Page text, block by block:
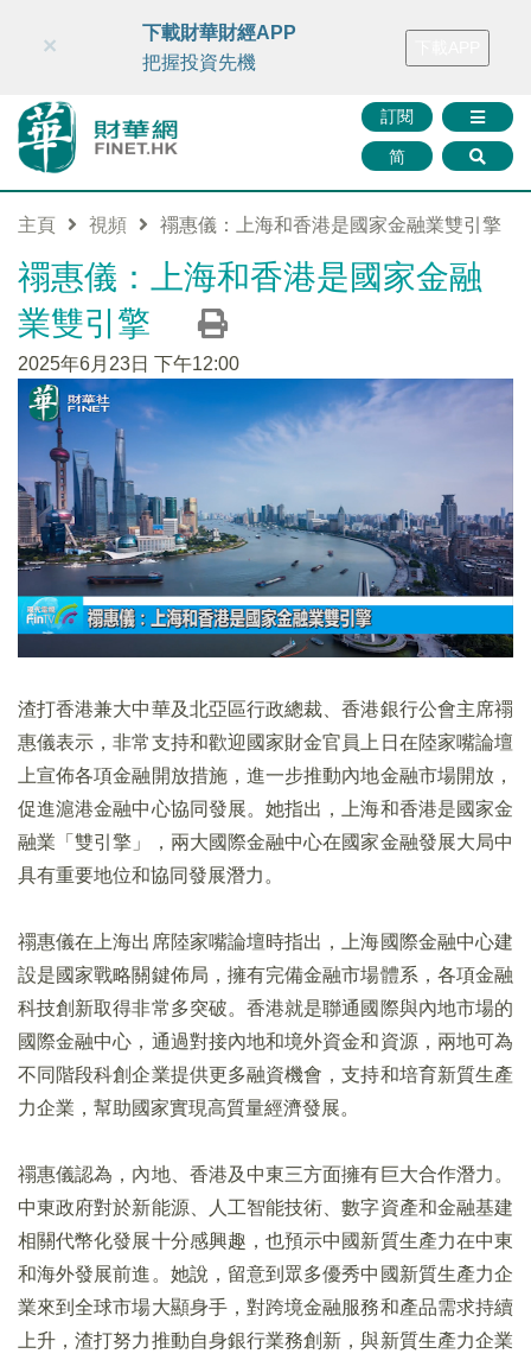
財華智庫網 FINTV FINMETA 財華證券 媒體矩陣
訂閱
简
×
下載財華財經APP
把握投資先機
主頁 視頻 禤惠儀：上海和香港是國家金融業雙引擎
禤惠儀：上海和香港是國家金融
業雙引擎
2025年6月23日 下午12:00
渣打香港兼大中華及北亞區行政總裁、香港銀行公會主席禤
惠儀表示，非常支持和歡迎國家財金官員上日在陸家嘴論壇
上宣佈各項金融開放措施，進一步推動內地金融市場開放，
促進滬港金融中心協同發展。她指出，上海和香港是國家金
融業「雙引擎」，兩大國際金融中心在國家金融發展大局中
具有重要地位和協同發展潛力。
禤惠儀在上海出席陸家嘴論壇時指出，上海國際金融中心建
設是國家戰略關鍵佈局，擁有完備金融市場體系，各項金融
科技創新取得非常多突破。香港就是聯通國際與內地市場的
國際金融中心，通過對接內地和境外資金和資源，兩地可為
不同階段科創企業提供更多融資機會，支持和培育新質生產
力企業，幫助國家實現高質量經濟發展。
禤惠儀認為，內地、香港及中東三方面擁有巨大合作潛力。
中東政府對於新能源、人工智能技術、數字資產和金融基建
相關代幣化發展十分感興趣，也預示中國新質生產力在中東
和海外發展前進。她說，留意到眾多優秀中國新質生產力企
業來到全球市場大顯身手，對跨境金融服務和產品需求持續
上升，渣打努力推動自身銀行業務創新，與新質生產力企業